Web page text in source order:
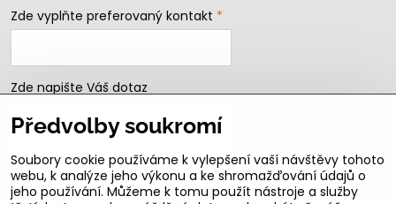
Zde vyplňte preferovaný kontakt *
Zde napište Váš dotaz
Předvolby soukromí
Soubory cookie používáme k vylepšení vaší návštěvy tohoto
webu, k analýze jeho výkonu a ke shromažďování údajů o
jeho používání. Můžeme k tomu použít nástroje a služby